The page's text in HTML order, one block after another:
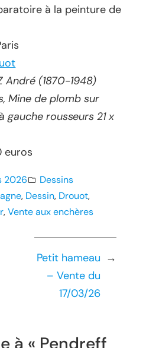
à la peinture de
André (1870-1948)
Mine de plomb sur
gauche rousseurs 21 x
euros
2026
Dessins
, Dessin, Drouot,
, Vente aux enchères
→
Petit hameau
– Vente du
17/03/26
à « Pendreff